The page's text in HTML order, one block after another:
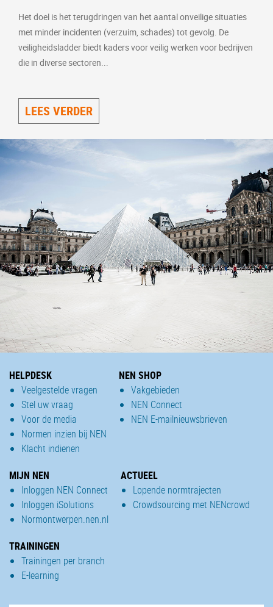
Het doel is het terugdringen van het aantal onveilige situaties
met minder incidenten (verzuim, schades) tot gevolg. De
veiligheidsladder biedt kaders voor veilig werken voor bedrijven
die in diverse sectoren...
LEES VERDER
HELPDESK
Veelgestelde vragen
Stel uw vraag
Voor de media
Normen inzien bij NEN
Klacht indienen
NEN SHOP
Vakgebieden
NEN Connect
NEN E-mailnieuwsbrieven
MIJN NEN
Inloggen NEN Connect
Inloggen iSolutions
Normontwerpen.nen.nl
ACTUEEL
Lopende normtrajecten
Crowdsourcing met NENcrowd
TRAININGEN
Trainingen per branch
E-learning